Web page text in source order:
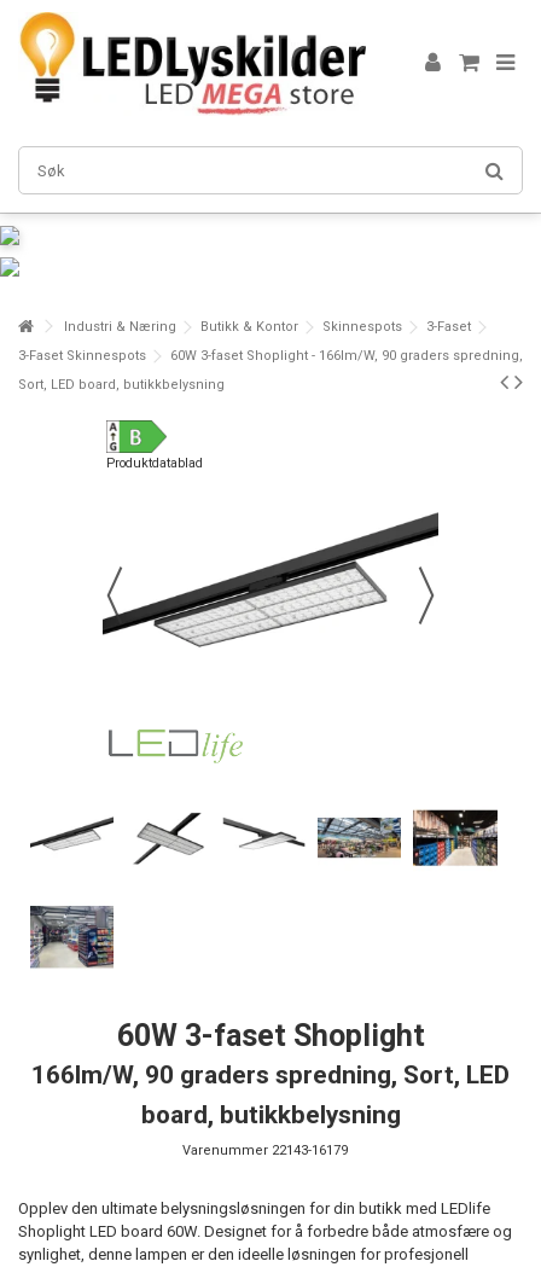
Industri & Næring Butikk & Kontor Skinnespots
3-Faset
3-Faset Skinnespots
60W 3-faset Shoplight - 166lm/W, 90 graders spredning,
Sort, LED board, butikkbelysning
Produktdatablad
60W 3-faset Shoplight
166lm/W, 90 graders spredning, Sort, LED
board, butikkbelysning
Varenummer 22143-16179
Opplev den ultimate belysningsløsningen for din butikk med LEDlife
Shoplight LED board 60W. Designet for å forbedre både atmosfære og
synlighet, denne lampen er den ideelle løsningen for profesjonell